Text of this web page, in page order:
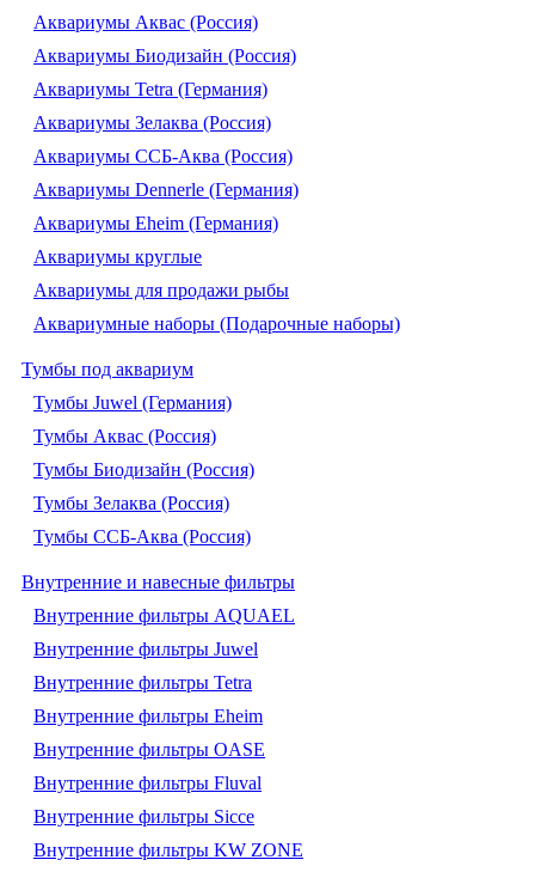
Аквариумы Аквас (Россия)
Аквариумы Биодизайн (Россия)
Аквариумы Tetra (Германия)
Аквариумы Зелаква (Россия)
Аквариумы ССБ-Аква (Россия)
Аквариумы Dennerle (Германия)
Аквариумы Eheim (Германия)
Аквариумы круглые
Аквариумы для продажи рыбы
Аквариумные наборы (Подарочные наборы)
Тумбы под аквариум
Тумбы Juwel (Германия)
Тумбы Аквас (Россия)
Тумбы Биодизайн (Россия)
Тумбы Зелаква (Россия)
Тумбы ССБ-Аква (Россия)
Внутренние и навесные фильтры
Внутренние фильтры AQUAEL
Внутренние фильтры Juwel
Внутренние фильтры Tetra
Внутренние фильтры Eheim
Внутренние фильтры OASE
Внутренние фильтры Fluval
Внутренние фильтры Sicce
Внутренние фильтры KW ZONE